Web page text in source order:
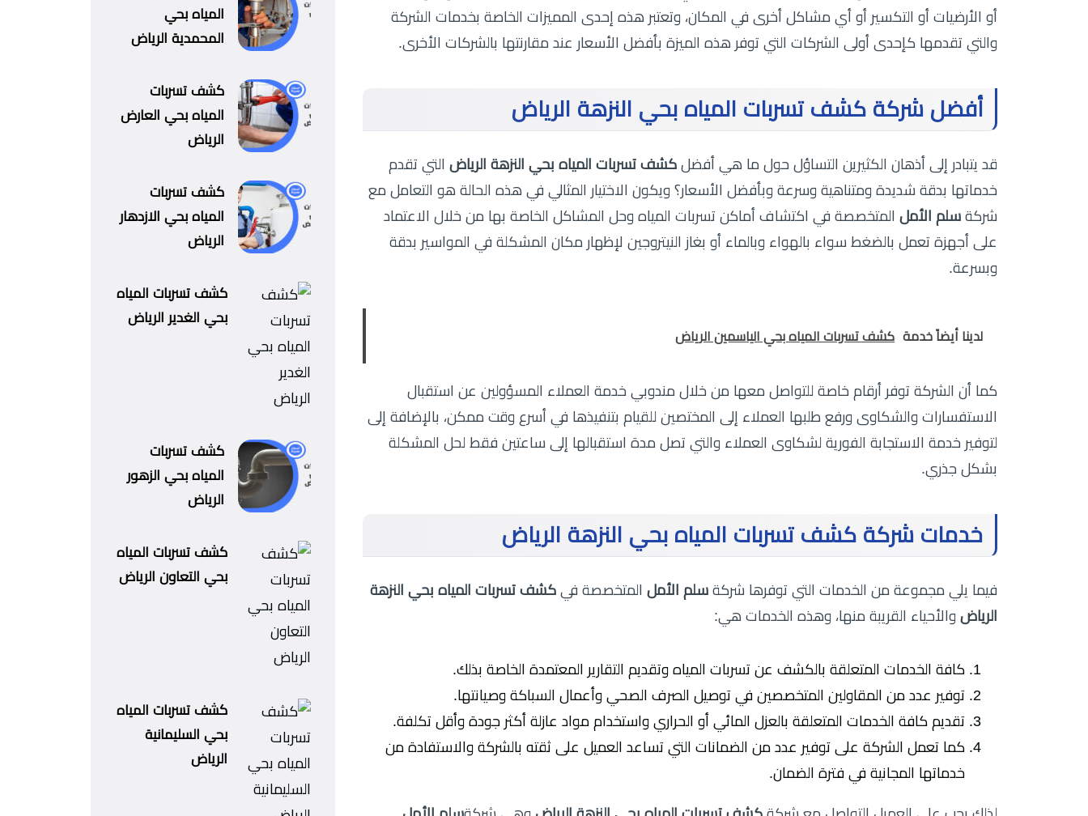
أو الأرضيات أو التكسير أو أي مشاكل أخرى في المكان، وتعتبر هذه إحدى المميزات الخاصة بخدمات الشركة
والتي تقدمها كإحدى أولى الشركات التي توفر هذه الميزة بأفضل الأسعار عند مقارنتها بالشركات الأخرى.
أفضل شركة كشف تسربات المياه بحي النزهة الرياض
قد يتبادر إلى أذهان الكثيرين التساؤل حول ما هي أفضل كشف تسربات المياه بحي النزهة الرياض التي تقدم
خدماتها بدقة شديدة ومتناهية وسرعة وبأفضل الأسعار؟ ويكون الاختيار المثالي في هذه الحالة هو التعامل مع
شركة سلم الأمل المتخصصة في اكتشاف أماكن تسربات المياه وحل المشاكل الخاصة بها من خلال الاعتماد
على أجهزة تعمل بالضغط سواء بالهواء وبالماء أو بغاز النيتروجين لإظهار مكان المشكلة في المواسير بدقة
وبسرعة.
لدينا أيضاً خدمة كشف تسربات المياه بحي الياسمين الرياض
كما أن الشركة توفر أرقام خاصة للتواصل معها من خلال مندوبي خدمة العملاء المسؤولين عن استقبال
الاستفسارات والشكاوى ورفع طلبها العملاء إلى المختصين للقيام بتنفيذها في أسرع وقت ممكن، بالإضافة إلى
لتوفير خدمة الاستجابة الفورية لشكاوى العملاء والتي تصل مدة استقبالها إلى ساعتين فقط لحل المشكلة
بشكل جذري.
خدمات شركة كشف تسربات المياه بحي النزهة الرياض
فيما يلي مجموعة من الخدمات التي توفرها شركة سلم الأمل المتخصصة في كشف تسربات المياه بحي النزهة
الرياض والأحياء القريبة منها، وهذه الخدمات هي:
كافة الخدمات المتعلقة بالكشف عن تسربات المياه وتقديم التقارير المعتمدة الخاصة بذلك.
توفير عدد من المقاولين المتخصصين في توصيل الصرف الصحي وأعمال السباكة وصيانتها.
تقديم كافة الخدمات المتعلقة بالعزل المائي أو الحراري واستخدام مواد عازلة أكثر جودة وأقل تكلفة.
كما تعمل الشركة على توفير عدد من الضمانات التي تساعد العميل على ثقته بالشركة والاستفادة من
خدماتها المجانية في فترة الضمان.
المياه بحي
المحمدية الرياض
كشف تسربات
المياه بحي العارض
الرياض
كشف تسربات
المياه بحي الازدهار
الرياض
كشف تسربات المياه
بحي الغدير الرياض
كشف تسربات
المياه بحي الزهور
الرياض
كشف تسربات المياه
بحي التعاون الرياض
كشف تسربات المياه
بحي السليمانية
الرياض